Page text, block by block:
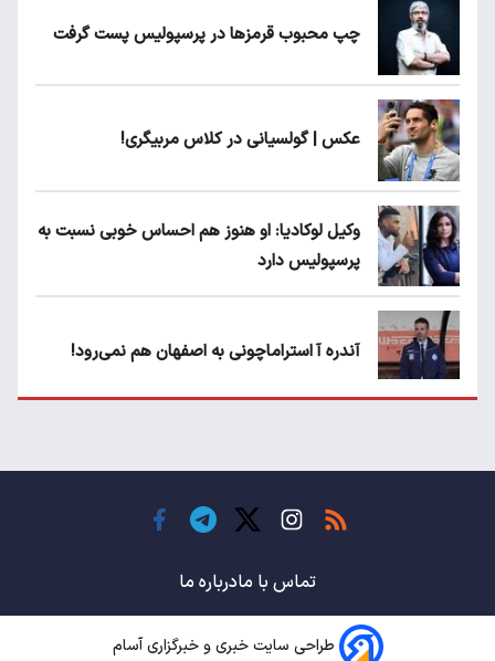
چپ محبوب قرمزها در پرسپولیس پست گرفت
عکس | گولسیانی در کلاس مربیگری!
وکیل لوکادیا: او هنوز هم احساس خوبی نسبت به
پرسپولیس دارد
آندره آ استراماچونی به اصفهان هم نمی‌رود!
حسن روی هوا!
باشگاه های جهان
تماس با مادرباره ما
طراحی سایت خبری و خبرگزاری آسام